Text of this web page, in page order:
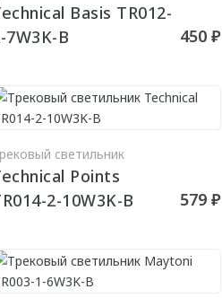
Basis TR012-
7W3K-B
450 ₽
светильник
Points
2-10W3K-B
579 ₽